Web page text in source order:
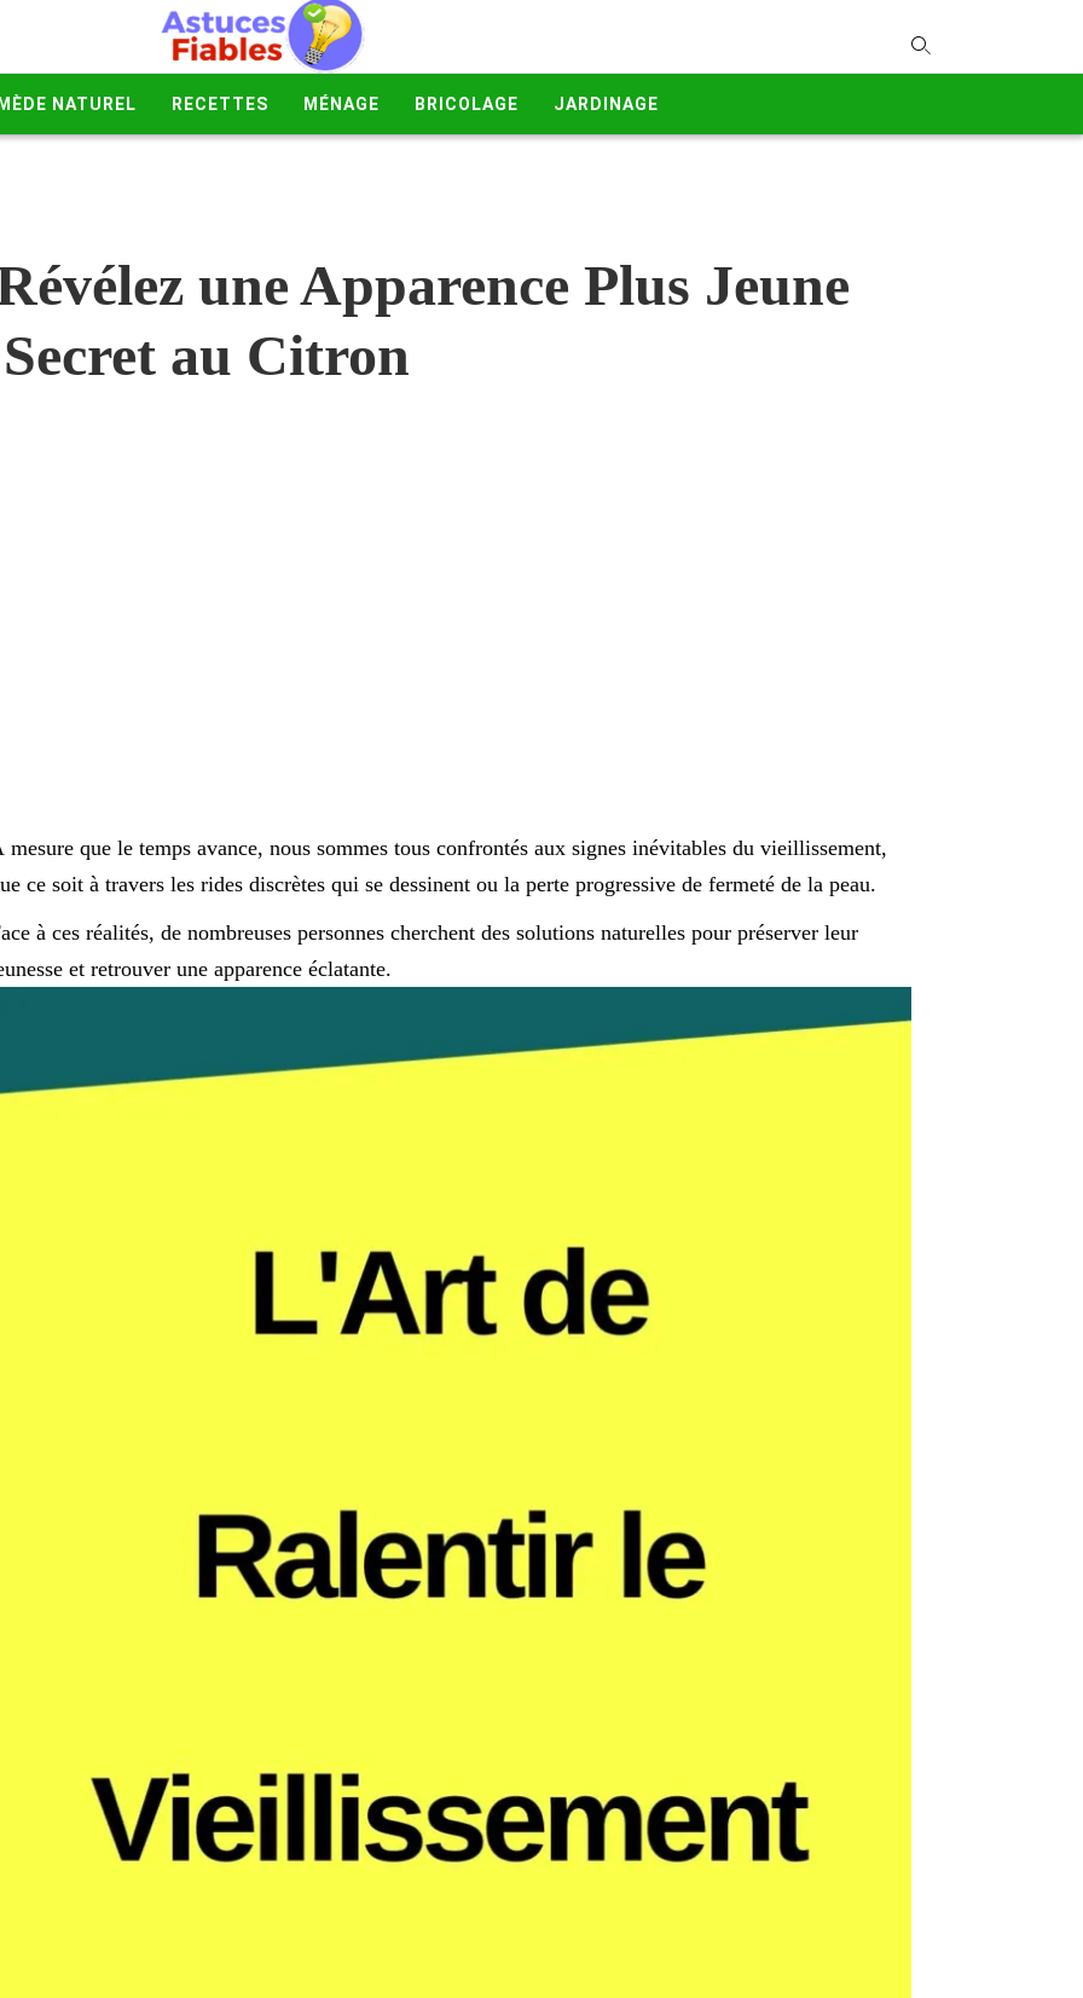
NATUREL RECETTES MÉNAGE BRICOLAGE JARDINAGE
une Apparence Plus Jeune
au Citron
mesure que le temps avance, nous sommes tous confrontés aux signes inévitables du vieillissement,
ce soit à travers les rides discrètes qui se dessinent ou la perte progressive de fermeté de la peau.
à ces réalités, de nombreuses personnes cherchent des solutions naturelles pour préserver leur
et retrouver une apparence éclatante.